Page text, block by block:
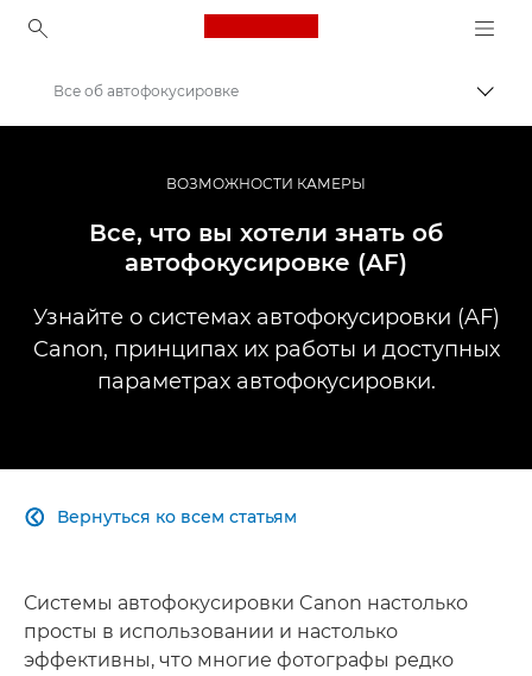
Canon Logo, back to
Профессиональная фото- и видеосъемка
Информационный банк: информационный ресурс для фотографов
Все об автофокусировке
ВОЗМОЖНОСТИ КАМЕРЫ
Все, что вы хотели знать об
автофокусировке (AF)
Узнайте о системах автофокусировки (AF)
Canon, принципах их работы и доступных
параметрах автофокусировки.
Вернуться ко всем статьям

Системы автофокусировки Canon настолько
просты в использовании и настолько
эффективны, что многие фотографы редко